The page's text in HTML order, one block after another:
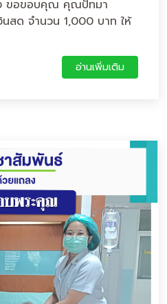
ขอขอบคุณ คุณปัทมา
นสด จำนวน 1,000 บาท ให้
อ่านเพิ่มเติม